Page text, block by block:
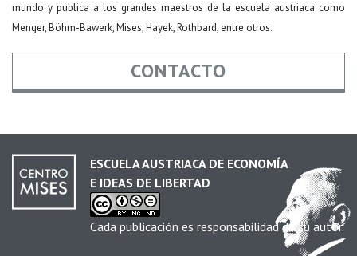
mundo y publica a los grandes maestros de la escuela austriaca como
Menger, Böhm-Bawerk, Mises, Hayek, Rothbard, entre otros.
CONTACTO
Email *
ESCUELA AUSTRIACA DE ECONOMÍA
E IDEAS DE LIBERTAD
Cada publicación es responsabilidad de su autor.